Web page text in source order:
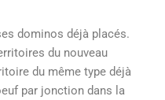
dominos déjà placés.
du nouveau
du même type déjà
par jonction dans la